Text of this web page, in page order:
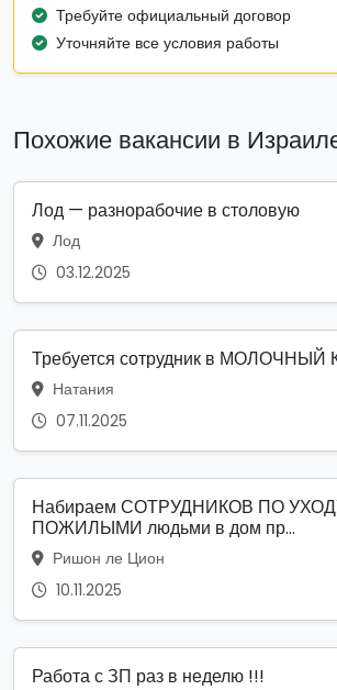
Требуйте официальный договор
Уточняйте все условия работы
Похожие вакансии в
Лод — разнорабочие в столовую
Лод
03.12.2025
Требуется сотрудник в
Натания
07.11.2025
Набираем СОТРУДНИКОВ ПО
ПОЖИЛЫМИ людьми в дом пр...
Ришон ле Цион
10.11.2025
Работа с ЗП раз в неделю !!!